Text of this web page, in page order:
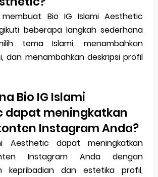
Bio IG Islami Aesthetic
beberapa langkah sederhana
tema Islami, menambahkan
dan menambahkan deskripsi profil
Bio IG Islami
dapat meningkatkan
Instagram Anda?
Aesthetic dapat meningkatkan
Instagram Anda dengan
kepribadian dan estetika profil,